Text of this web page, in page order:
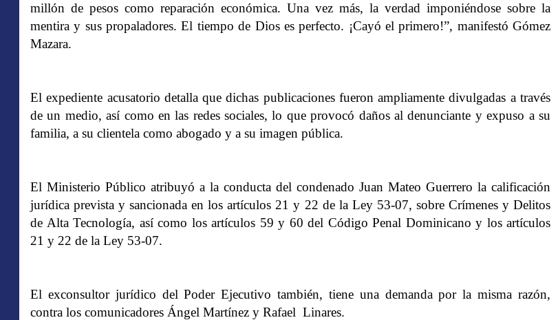
millón de pesos como reparación económica. Una vez más, la verdad imponiéndose sobre la
mentira y sus propaladores. El tiempo de Dios es perfecto. ¡Cayó el primero!”, manifestó Gómez
Mazara.
El expediente acusatorio detalla que dichas publicaciones fueron ampliamente divulgadas a través
de un medio, así como en las redes sociales, lo que provocó daños al denunciante y expuso a su
familia, a su clientela como abogado y a su imagen pública.
El Ministerio Público atribuyó a la conducta del condenado Juan Mateo Guerrero la calificación
jurídica prevista y sancionada en los artículos 21 y 22 de la Ley 53-07, sobre Crímenes y Delitos
de Alta Tecnología, así como los artículos 59 y 60 del Código Penal Dominicano y los artículos
21 y 22 de la Ley 53-07.
El exconsultor jurídico del Poder Ejecutivo también, tiene una demanda por la misma razón,
contra los comunicadores Ángel Martínez y Rafael Linares.